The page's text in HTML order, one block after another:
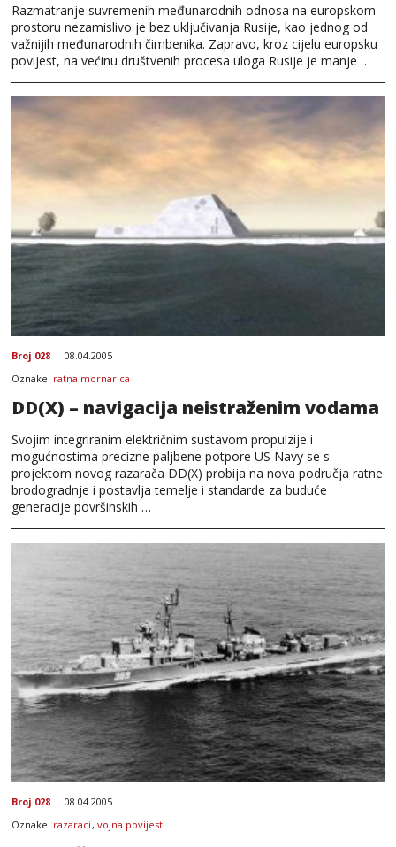
Razmatranje suvremenih međunarodnih odnosa na europskom
prostoru nezamislivo je bez uključivanja Rusije, kao jednog od
važnijih međunarodnih čimbenika. Zapravo, kroz cijelu europsku
povijest, na većinu društvenih procesa uloga Rusije je manje …
Broj 028
08.04.2005
Oznake: ratna mornarica
DD(X) – navigacija neistraženim vodama
Svojim integriranim električnim sustavom propulzije i
mogućnostima precizne paljbene potpore US Navy se s
projektom novog razarača DD(X) probija na nova područja ratne
brodogradnje i postavlja temelje i standarde za buduće
generacije površinskih …
Broj 028
08.04.2005
Oznake: razaraci, vojna povijest